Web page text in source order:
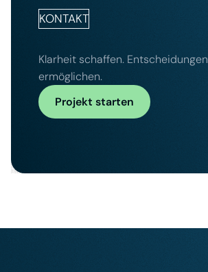
KONTAKT
Klarheit schaffen. Entscheidungen
ermöglichen.
Projekt starten